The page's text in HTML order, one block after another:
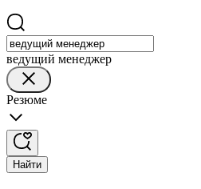
ведущий менеджер
Резюме
Найти